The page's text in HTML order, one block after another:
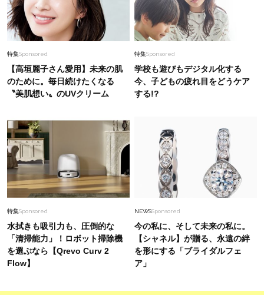
特集Sponsored
【高垣麗子さん愛用】未来の肌
のために。毎日続けたくなる
〝美肌想い〟のUVクリーム
特集Sponsored
学校も遊びもデジタル化する
今、子どもの疲れ目をどうケア
する!?
特集Sponsored
水拭きも吸引力も、圧倒的な
「清掃能力」！ロボット掃除機
を選ぶなら【Qrevo Curv 2
Flow】
NEWSSponsored
今の私に、そして未来の私に。
【シャネル】が贈る、永遠の絆
を形にする「ブライダルフェ
ア」